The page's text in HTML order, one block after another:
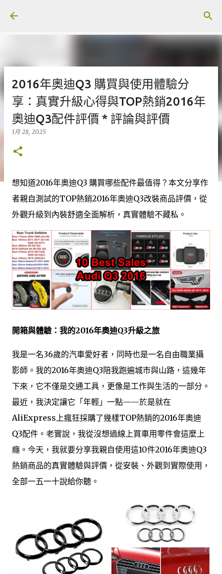
2016年奧迪Q3 購買與使用體驗分
享：真實升級心得與TOP熱銷2016年
奧迪Q3配件評價 * 評論與評價
1月 28, 2025
想知道2016年奧迪Q3 購買哪些配件最值得？本文分享作
者親自測試的TOP熱銷2016年奧迪Q3改裝商品評價，從
外觀升級到內裝舒適全面解析，真實體驗不藏私。
開箱與體驗：我的2016年奧迪Q3升級之旅
我是一名36歲的汽車愛好者，同時也是一名自由職業攝
影師。我的2016年奧迪Q3陪我跑遍城市與山路，這幾年
下來，它不僅是交通工具，更像是工作與生活的一部分。
最近，我決定讓它「年輕」一點——於是就在
AliExpress上瘋狂採購了幾樣TOP熱銷的2016年奧迪
Q3配件。老實說，我從沒想過線上買車用零件會這麼上
癮。今天，我就要分享我親自使用這10件2016年奧迪Q3
熱銷商品的真實體驗與評價，從安裝、外觀到實際使用，
全部一五一十說給你聽。